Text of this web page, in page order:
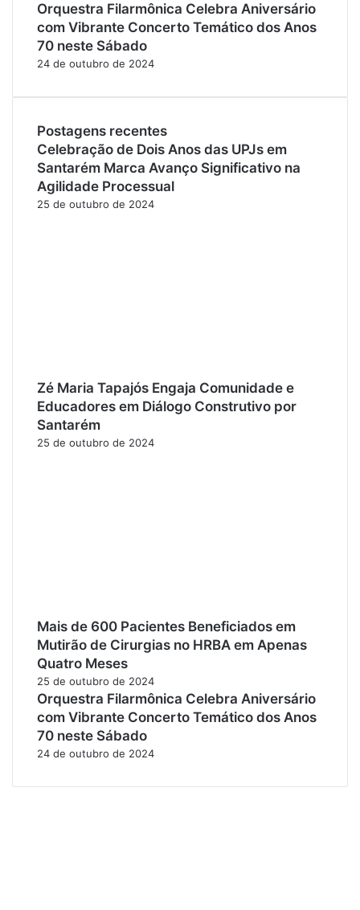
Orquestra Filarmônica Celebra Aniversário
com Vibrante Concerto Temático dos Anos
70 neste Sábado
24 de outubro de 2024
Postagens recentes
Celebração de Dois Anos das UPJs em
Santarém Marca Avanço Significativo na
Agilidade Processual
25 de outubro de 2024
Zé Maria Tapajós Engaja Comunidade e
Educadores em Diálogo Construtivo por
Santarém
25 de outubro de 2024
Mais de 600 Pacientes Beneficiados em
Mutirão de Cirurgias no HRBA em Apenas
Quatro Meses
25 de outubro de 2024
Orquestra Filarmônica Celebra Aniversário
com Vibrante Concerto Temático dos Anos
70 neste Sábado
24 de outubro de 2024